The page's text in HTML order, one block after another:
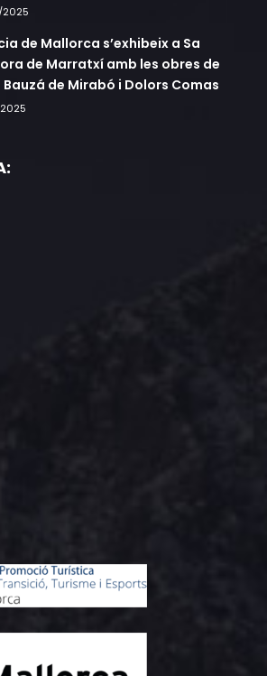
de Mallorca s’exhibeix a Sa
de Marratxí amb les obres de
de Mirabó i Dolors Comas